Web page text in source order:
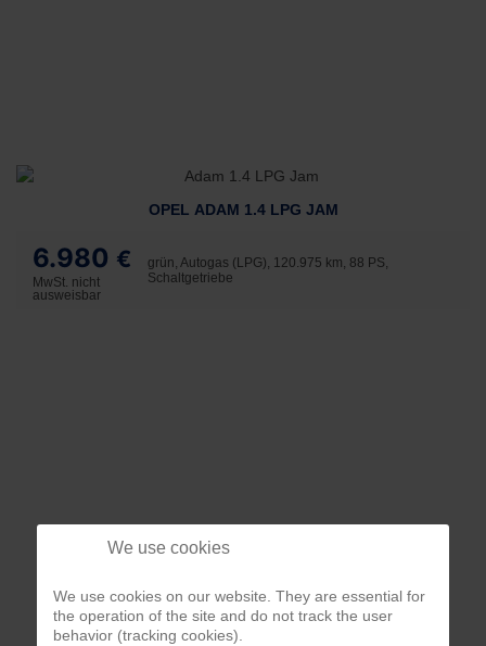
OPEL ADAM 1.4 LPG JAM
6.980 €
MwSt. nicht
ausweisbar
grün, Autogas (LPG), 120.975 km, 88 PS,
Schaltgetriebe
We use cookies
We use cookies on our website. They are essential for
the operation of the site and do not track the user
behavior (tracking cookies).